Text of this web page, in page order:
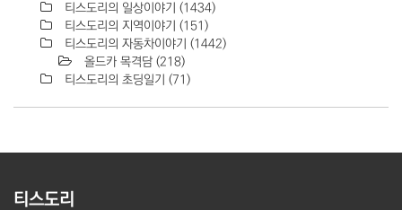
티스도리의 일상이야기 (1434)
티스도리의 지역이야기 (151)
티스도리의 자동차이야기 (1442)
올드카 목격담 (218)
티스도리의 초딩일기 (71)
티스도리